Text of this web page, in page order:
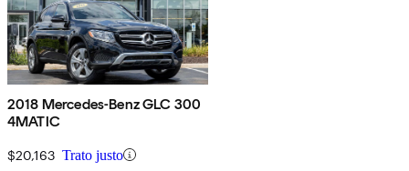
2018 Mercedes-Benz GLC 300
4MATIC
$20,163 Trato justo